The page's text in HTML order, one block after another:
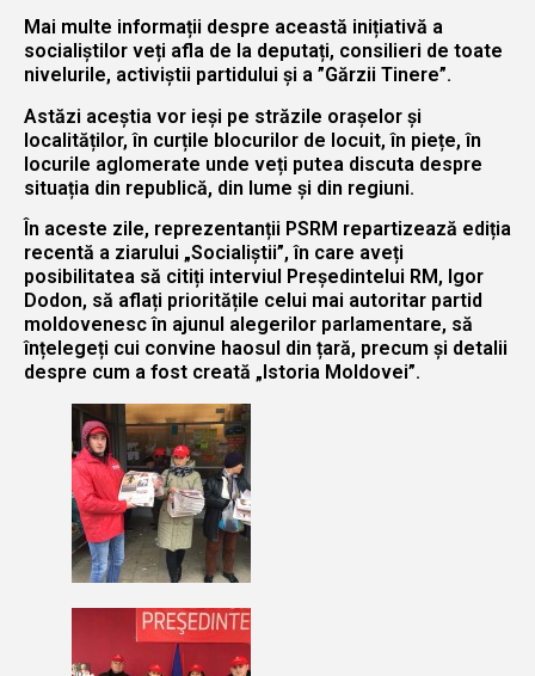
Mai multe informații despre această inițiativă a
socialiștilor veți afla de la deputați, consilieri de toate
nivelurile, activiștii partidului și a ”Gărzii Tinere”.
Astăzi aceștia vor ieși pe străzile orașelor și
localităților, în curțile blocurilor de locuit, în piețe, în
locurile aglomerate unde veți putea discuta despre
situația din republică, din lume și din regiuni.
În aceste zile, reprezentanții PSRM repartizează ediția
recentă a ziarului „Socialiștii”, în care aveți
posibilitatea să citiți interviul Președintelui RM, Igor
Dodon, să aflați prioritățile celui mai autoritar partid
moldovenesc în ajunul alegerilor parlamentare, să
înțelegeți cui convine haosul din țară, precum și detalii
despre cum a fost creată „Istoria Moldovei”.